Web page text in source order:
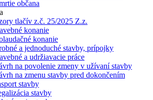
občana
tlačív z.č. 25/2025 Z.z.
konanie
konanie
a jednoduché stavby, prípojky
a udržiavacie práce
na povolenie zmeny v užívaní stavby
na zmenu stavby pred dokončením
stavby
stavby